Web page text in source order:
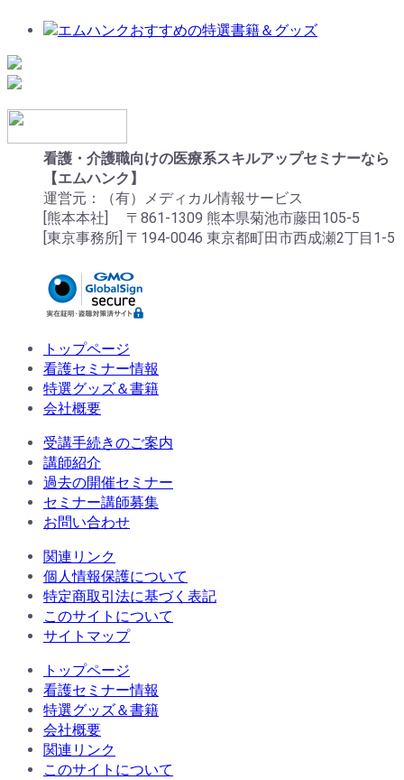
看護・介護職向けの医療系スキルアップセミナーなら
【エムハンク】
運営元：（有）メディカル情報サービス
[熊本本社] 〒861-1309 熊本県菊池市藤田105-5
[東京事務所] 〒194-0046 東京都町田市西成瀬2丁目1-5
トップページ
看護セミナー情報
特選グッズ＆書籍
会社概要
受講手続きのご案内
講師紹介
過去の開催セミナー
セミナー講師募集
お問い合わせ
関連リンク
個人情報保護について
特定商取引法に基づく表記
このサイトについて
サイトマップ
トップページ
看護セミナー情報
特選グッズ＆書籍
会社概要
関連リンク
このサイトについて